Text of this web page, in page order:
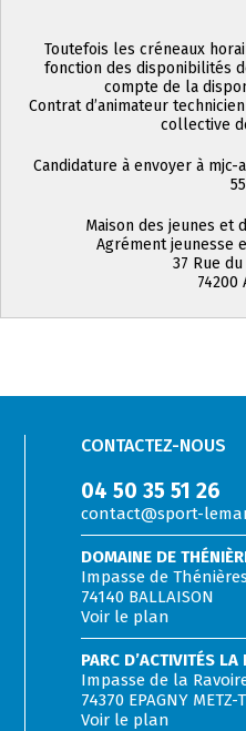
Toutefois les créneaux
fonction des disponibilités
compte de la
Contrat d’animateur
collective
Candidature à envoyer à
Maison des jeunes et
Agrément jeunesse
37 Rue
74200
CONTACTEZ-NOUS
04 50 35 51 26
contact@sport-
DOMAINE DE
Impasse de Thénières
74140 BALLAISON
Voir le plan
PARC D’ACTIVITÉS LA
Impasse de la
74370 EPAGNY METZ-
Voir le plan